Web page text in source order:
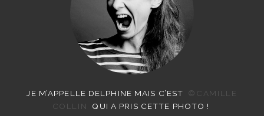
JE M’APPELLE DELPHINE MAIS C’EST
©CAMILLE
COLLIN
QUI A PRIS CETTE PHOTO !